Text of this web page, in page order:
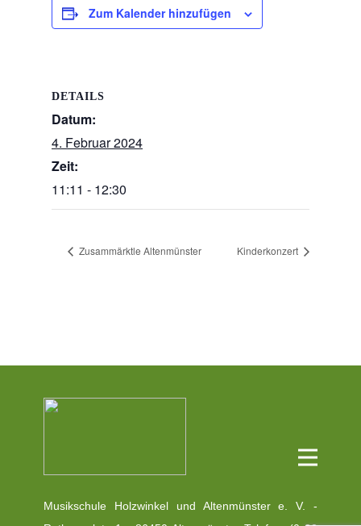
Zum Kalender hinzufügen
DETAILS
Datum:
4. Februar 2024
Zeit:
11:11 - 12:30
Zusammärktle Altenmünster Kinderkonzert
Musikschule Holzwinkel und Altenmünster e. V. -